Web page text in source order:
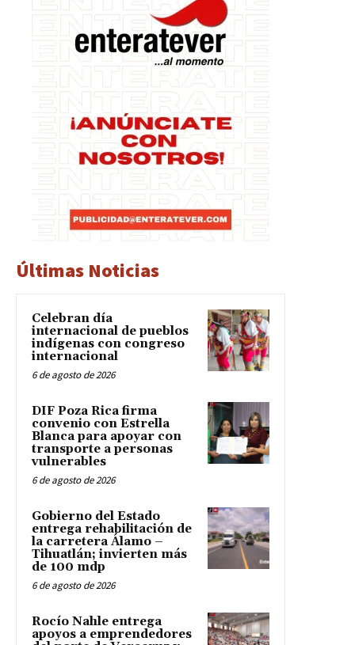
Últimas Noticias
Celebran día
internacional de pueblos
indígenas con congreso
internacional
6 de agosto de 2026
DIF Poza Rica firma
convenio con Estrella
Blanca para apoyar con
transporte a personas
vulnerables
6 de agosto de 2026
Gobierno del Estado
entrega rehabilitación de
la carretera Álamo –
Tihuatlán; invierten más
de 100 mdp
6 de agosto de 2026
Rocío Nahle entrega
apoyos a emprendedores